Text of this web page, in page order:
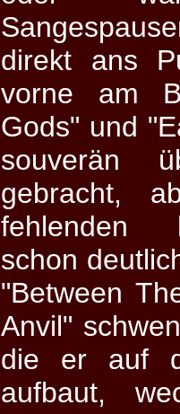
direkt ans
vorne am
Gods" und
souverän
gebracht,
fehlenden
schon
"Between
Anvil"
die er auf
aufbaut,